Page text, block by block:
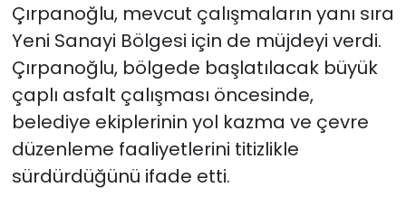
Çırpanoğlu, mevcut çalışmaların yanı sıra
Yeni Sanayi Bölgesi için de müjdeyi verdi.
Çırpanoğlu, bölgede başlatılacak büyük
çaplı asfalt çalışması öncesinde,
belediye ekiplerinin yol kazma ve çevre
düzenleme faaliyetlerini titizlikle
sürdürdüğünü ifade etti.